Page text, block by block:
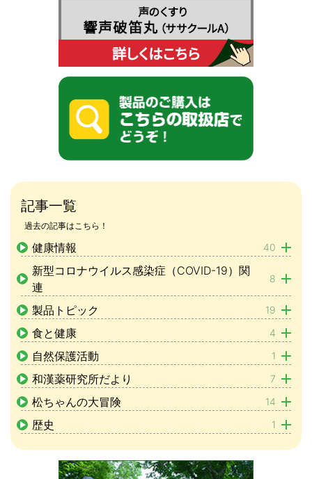
記事一覧
過去の記事はこちら！
健康情報 40
新型コロナウイルス感染症（COVID-19）関
連
8
製品トピック 19
食と健康 4
自然保護活動 1
和漢薬研究所だより 7
松ちゃんの大冒険 14
歴史 1